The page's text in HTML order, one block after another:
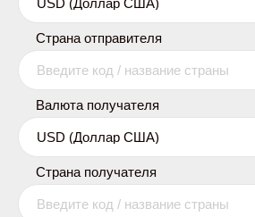
Страна отправителя
Валюта получателя
Страна получателя